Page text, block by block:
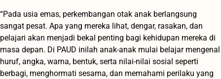
“Pada usia emas, perkembangan otak anak berlangsung
sangat pesat. Apa yang mereka lihat, dengar, rasakan, dan
pelajari akan menjadi bekal penting bagi kehidupan mereka di
masa depan. Di PAUD inilah anak-anak mulai belajar mengenal
huruf, angka, warna, bentuk, serta nilai-nilai sosial seperti
berbagi, menghormati sesama, dan memahami perilaku yang